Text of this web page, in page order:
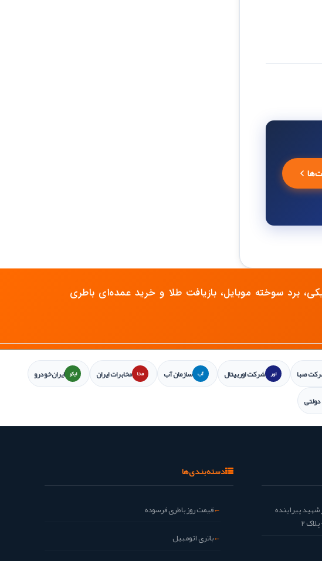
برد سوخته موبایل، بازیافت طلا و خرید عمده‌ای باطری
صبا اور شرکت اوربیتال آب سازمان آب مخا مخابرات ایران ایکو ایران‌خودرو
شهید پیراینده
۲
دسته‌بندی‌ها
قیمت روز باطری فرسوده
باتری اتومبیل